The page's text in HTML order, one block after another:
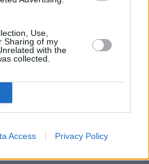
Use,
Sharing of my
with the
collected.
Access Privacy Policy